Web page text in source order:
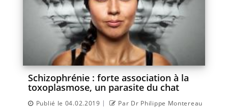
Schizophrénie : forte association à la
toxoplasmose, un parasite du chat
Publié le 04.02.2019 | Par Dr Philippe Montereau